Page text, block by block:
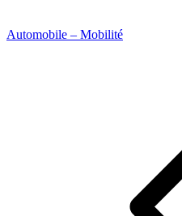
Automobile – Mobilité